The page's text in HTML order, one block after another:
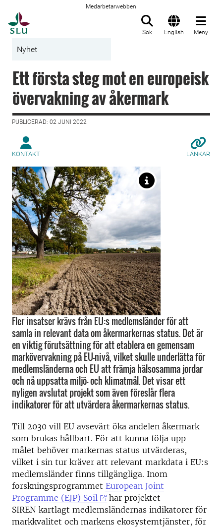
Medarbetarwebben
Sök English Meny
Nyhet
Ett första steg mot en europeisk
övervakning av åkermark
PUBLICERAD: 02 JUNI 2022
KONTAKT LÄNKAR
Fler insatser krävs från EU:s medlemsländer för att
samla in relevant data om åkermarkernas status. Det är
en viktig förutsättning för att etablera en gemensam
markövervakning på EU-nivå, vilket skulle underlätta för
medlemsländerna och EU att främja hälsosamma jordar
och nå uppsatta miljö- och klimatmål. Det visar ett
nyligen avslutat projekt som även föreslår flera
indikatorer för att utvärdera åkermarkernas status.
Till 2030 vill EU avsevärt öka andelen åkermark
som brukas hållbart. För att kunna följa upp
målet behöver markernas status utvärderas,
vilket i sin tur kräver att relevant markdata i EU:s
medlemsländer finns tillgängliga. Inom
forskningsprogrammet European Joint
Programme (EJP) Soil
har projektet
SIREN kartlagt medlemsländernas indikatorer för
markkvalitet och markens ekosystemtjänster, för